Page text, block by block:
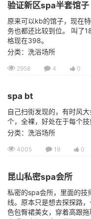
验证新区spa半套馆子
原来可以kb的馆子，现在
务也都还比较到位。 叫了
格现在398。
分类：洗浴场所
2958 4 0
spa bt
自己扫街发现的，有时风
个，全裸，好处在于每个
分类：洗浴场所
4005 19 0
昆山私密spa会所
私密的spa会所，里面的技
线。原本只是想去探探路
色包臀裙美女，穿着高跟拖